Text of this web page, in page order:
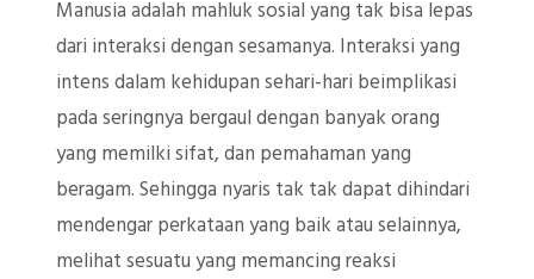
Manusia adalah mahluk sosial yang tak bisa lepas
dari interaksi dengan sesamanya. Interaksi yang
intens dalam kehidupan sehari-hari beimplikasi
pada seringnya bergaul dengan banyak orang
yang memilki sifat, dan pemahaman yang
beragam. Sehingga nyaris tak tak dapat dihindari
mendengar perkataan yang baik atau selainnya,
melihat sesuatu yang memancing reaksi